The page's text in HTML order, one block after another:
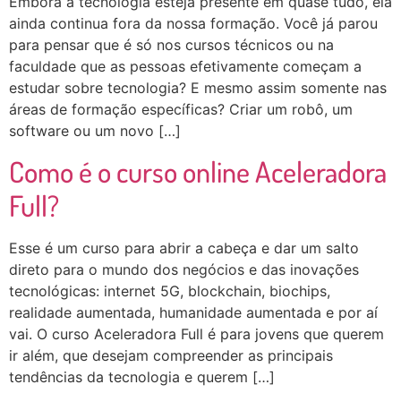
ainda continua fora da nossa formação. Você já parou
para pensar que é só nos cursos técnicos ou na
faculdade que as pessoas efetivamente começam a
estudar sobre tecnologia? E mesmo assim somente nas
áreas de formação específicas? Criar um robô, um
software ou um novo […]
Como é o curso online Aceleradora
Full?
Esse é um curso para abrir a cabeça e dar um salto
direto para o mundo dos negócios e das inovações
tecnológicas: internet 5G, blockchain, biochips,
realidade aumentada, humanidade aumentada e por aí
vai. O curso Aceleradora Full é para jovens que querem
ir além, que desejam compreender as principais
tendências da tecnologia e querem […]